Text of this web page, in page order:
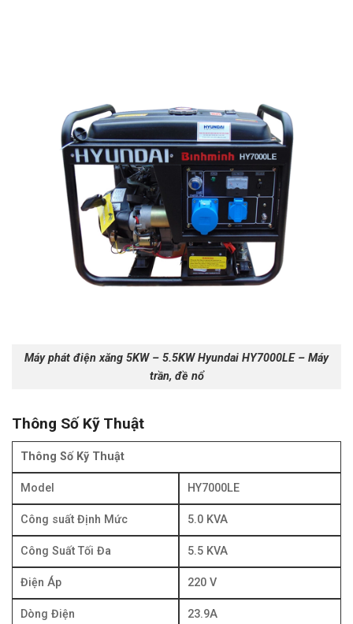
Máy phát điện xăng 5KW – 5.5KW Hyundai HY7000LE – Máy
trần, đề nổ
Thông Số Kỹ Thuật
Thông Số Kỹ Thuật
Model HY7000LE
Công suất Định Mức 5.0 KVA
Công Suất Tối Đa 5.5 KVA
Điện Áp 220 V
Dòng Điện 23.9A